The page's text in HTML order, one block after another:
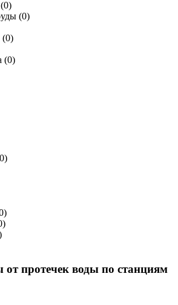
0)
(0)
(0)
(0)
0)
)
)
протечек воды по станциям